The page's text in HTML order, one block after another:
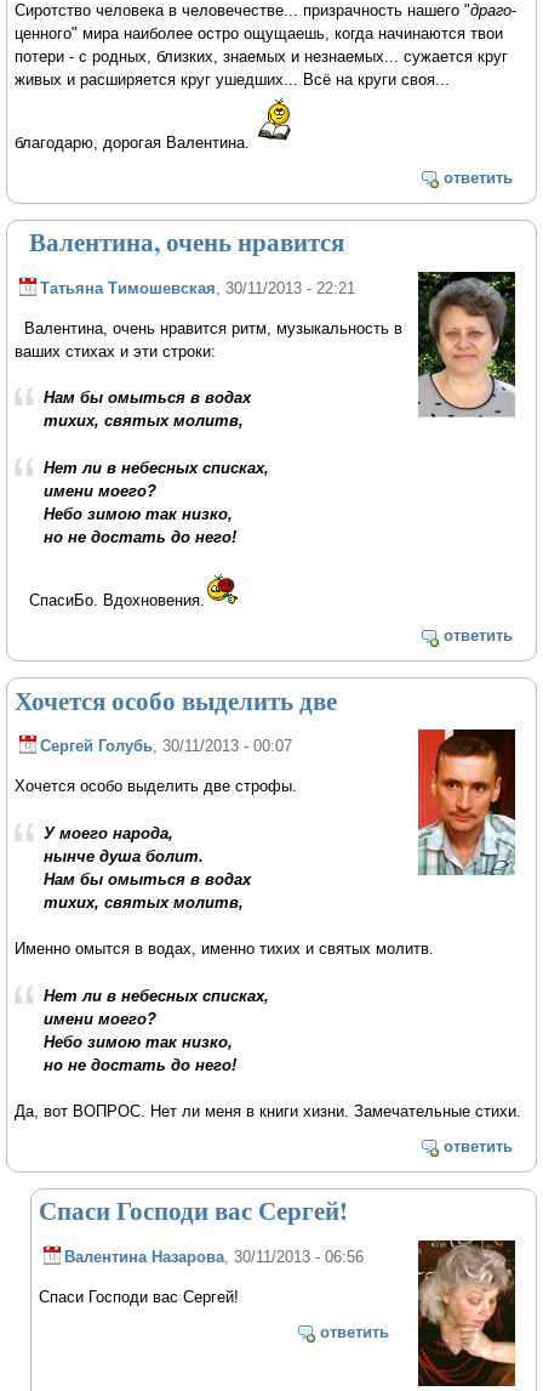
Сиротство человека в человечестве... призрачность нашего "драго-
ценного" мира наиболее остро ощущаешь, когда начинаются твои
потери - с родных, близких, знаемых и незнаемых... сужается круг
живых и расширяется круг ушедших... Всё на круги своя...
благодарю, дорогая Валентина.
ответить
Валентина, очень нравится
Татьяна Тимошевская, 30/11/2013 - 22:21
Валентина, очень нравится ритм, музыкальность в
ваших стихах и эти строки:
Нам бы омыться в водах
тихих, святых молитв,
Нет ли в небесных списках,
имени моего?
Небо зимою так низко,
но не достать до него!
СпасиБо. Вдохновения.
ответить
Хочется особо выделить две
Сергей Голубь, 30/11/2013 - 00:07
Хочется особо выделить две строфы.
У моего народа,
нынче душа болит.
Нам бы омыться в водах
тихих, святых молитв,
Именно омытся в водах, именно тихих и святых молитв.
Нет ли в небесных списках,
имени моего?
Небо зимою так низко,
но не достать до него!
Да, вот ВОПРОС. Нет ли меня в книги хизни. Замечательные стихи.
ответить
Спаси Господи вас Сергей!
Валентина Назарова, 30/11/2013 - 06:56
Спаси Господи вас Сергей!
ответить